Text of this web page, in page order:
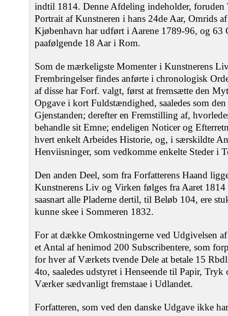
indtil 1814. Denne Afdeling indeholder,
Portrait af Kunstneren i hans 24de Aar, Omrids
Kjøbenhavn har udført i Aarene 1789-96, og 63
paafølgende 18 Aar i Rom.
Som de mærkeligste Momenter i Kunstnerens
Frembringelser findes anførte i chronologisk
af disse har Forf. valgt, først at fremsætte den
Opgave i kort Fuldstændighed, saaledes som den
Gjenstanden; derefter en Fremstilling af,
behandle sit Emne; endeligen Noticer og
hvert enkelt Arbeides Historie, og, i særskildte
Henviisninger, som vedkomme enkelte Steder i
Den anden Deel, som fra Forfatterens Haand
Kunstnerens Liv og Virken følges fra Aaret
saasnart alle Pladerne dertil, til Beløb 104, ere
kunne skee i Sommeren 1832.
For at dække Omkostningerne ved Udgivelsen
et Antal af henimod 200 Subscribentere, som
for hver af Værkets tvende Dele at betale 15
4to, saaledes udstyret i Henseende til Papir,
Værker sædvanligt fremstaae i Udlandet.
Forfatteren, som ved den danske Udgave ikke